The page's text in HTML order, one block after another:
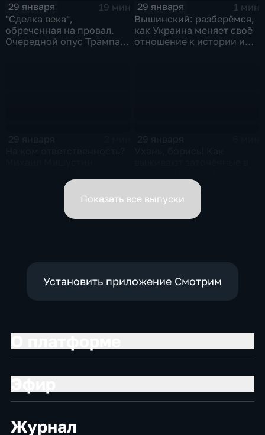
29 января
19 мин
"Сделка века",
обреченная на провал.
Очередной опус Трампа.
29 января
1 мин
Вышинский: разберёмся,
как Украина меняет своё
отношение к истории и
вице-премьеров
Показать все выпуски
Установить приложение Смотрим
Журнал